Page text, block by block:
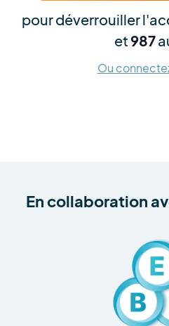
pour déverrouiller
et987
Ou
En collaboration